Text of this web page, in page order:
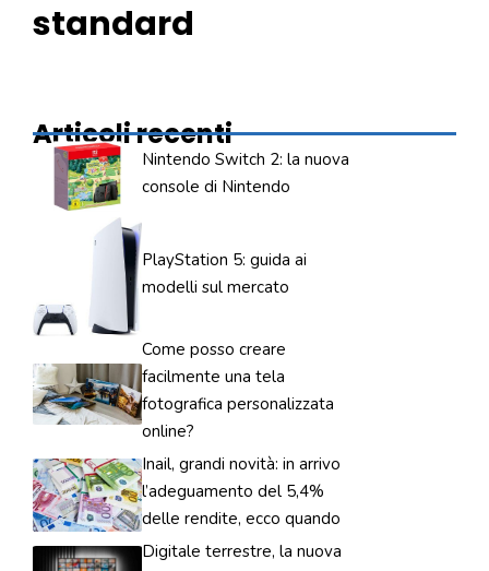
standard
Articoli recenti
Nintendo Switch 2: la nuova
console di Nintendo
PlayStation 5: guida ai
modelli sul mercato
Come posso creare
facilmente una tela
fotografica personalizzata
online?
Inail, grandi novità: in arrivo
l’adeguamento del 5,4%
delle rendite, ecco quando
Digitale terrestre, la nuova